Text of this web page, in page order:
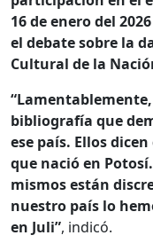
16 de enero del
el debate sobre la
Cultural de la
bibliografía que
ese país. Ellos
que nació en
mismos están
nuestro país lo
en Juli”, indicó.